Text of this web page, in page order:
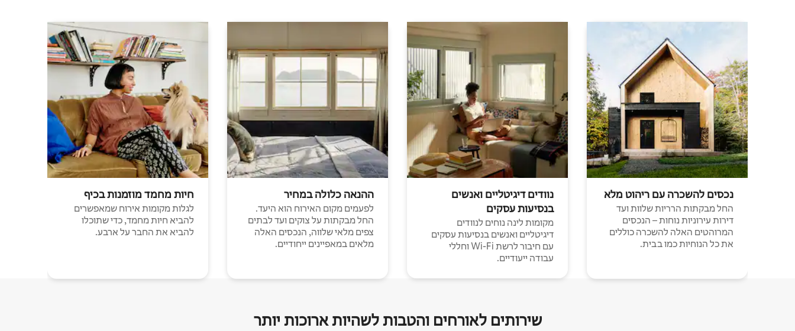
נכסים להשכרה עם ריהוט מלא
החל מבקתות הרריות שלוות ועד
דירות עירוניות נוחות – הנכסים
המרוהטים האלה להשכרה כוללים
את כל הנוחיות כמו בבית.
נוודים דיגיטליים ואנשים
בנסיעות עסקים
מקומות לינה נוחים לנוודים
דיגיטליים ואנשים בנסיעות עסקים
עם חיבור לרשת Wi-Fi וחללי
עבודה ייעודיים.
ההנאה כלולה במחיר
לפעמים מקום האירוח הוא היעד.
החל מבקתות על צוקים ועד לבתים
צפים מלאי שלווה, הנכסים האלה
מלאים במאפיינים ייחודיים.
חיות מחמד מוזמנות בכיף
לגלות מקומות אירוח שמאפשרים
להביא חיות מחמד, כדי שתוכלו
להביא את החבר על ארבע.
שירותים לאורחים והטבות לשהיות ארוכות יותר